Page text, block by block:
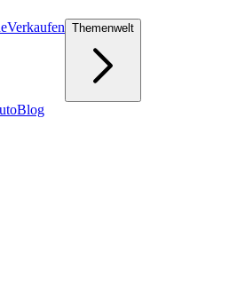
Verkaufen Themenwelt
Blog